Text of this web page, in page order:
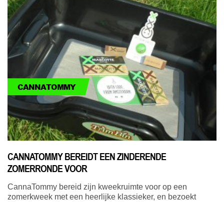
CANNATOMMY
CANNATOMMY BEREIDT EEN ZINDERENDE
ZOMERRONDE VOOR
CannaTommy bereid zijn kweekruimte voor op een
zomerkweek met een heerlijke klassieker, en bezoekt